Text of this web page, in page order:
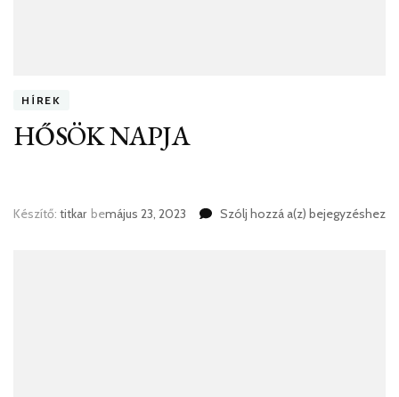
HÍREK
HŐSÖK NAPJA
Készítő: titkar bemájus 23, 2023 Szólj hozzá a(z) HŐSÖK
bejegyzéshez